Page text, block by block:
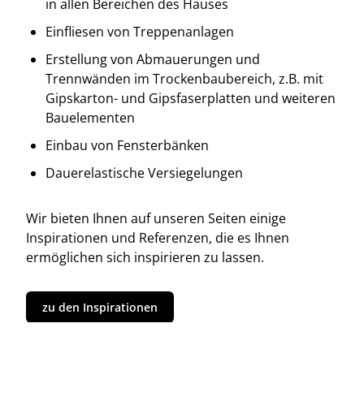
in allen Bereichen des Hauses
Einfliesen von Treppenanlagen
Erstellung von Abmauerungen und
Trennwänden im Trockenbaubereich, z.B. mit
Gipskarton- und Gipsfaserplatten und weiteren
Bauelementen
Einbau von Fensterbänken
Dauerelastische Versiegelungen
Wir bieten Ihnen auf unseren Seiten einige
Inspirationen und Referenzen, die es Ihnen
ermöglichen sich inspirieren zu lassen.
zu den Inspirationen